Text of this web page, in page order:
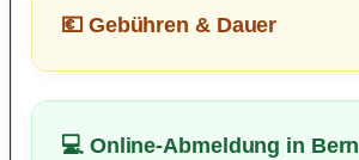
💶 Gebühren & Dauer
💻 Online-Abmeldung in